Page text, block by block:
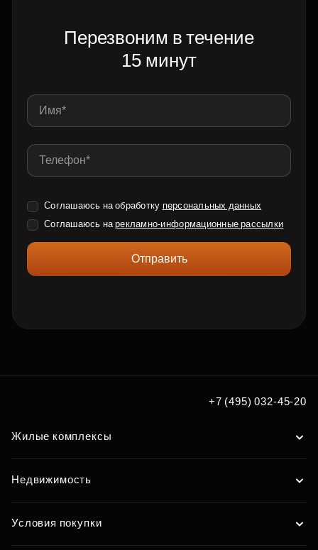
Перезвоним в течение
15 минут
Соглашаюсь на обработку персональных данных
Соглашаюсь нарекламно-информационные рассылки
Отправить
+7 (495) 032-45-20
Жилые комплексы
Недвижимость
Условия покупки